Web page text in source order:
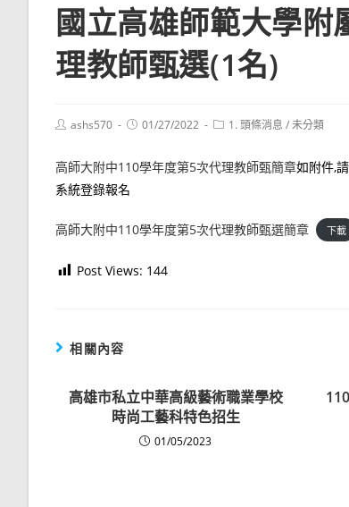
國立高雄師範大學附
理教師甄選(1名)
Postashs570
Post01/27/2022
Post1. 頭條消息 /未分類
高師大附中110學年度第5次代理教師甄簡章如附件,
系統登錄報名
高師大附中110學年度第5次代理教師甄選簡章 下載
Post Views: 144
相關內容
高雄市私立中華高級藝術職業學校
時尚工藝科特色招生
01/05/2023